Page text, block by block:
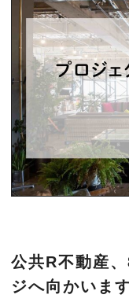
公共R不動産
ジへ向かいま